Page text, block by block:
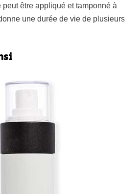
peut être appliqué et tamponné à
une durée de vie de plusieurs